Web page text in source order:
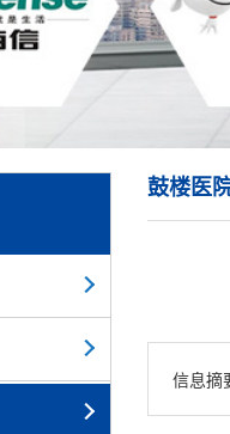
鼓楼医
信息摘